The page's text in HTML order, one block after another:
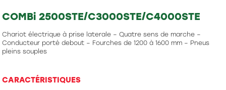
COMBi 2500STE/C3000STE/C4000STE
Chariot électrique à prise laterale – Quatre sens de marche –
Conducteur porté debout – Fourches de 1200 à 1600 mm – Pneus
pleins souples
CARACTÉRISTIQUES